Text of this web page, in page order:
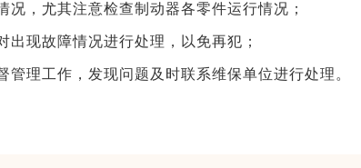
况，尤其注意检查制动器各零件运行情况；
出现故障情况进行处理，以免再犯；
管理工作，发现问题及时联系维保单位进行处理。